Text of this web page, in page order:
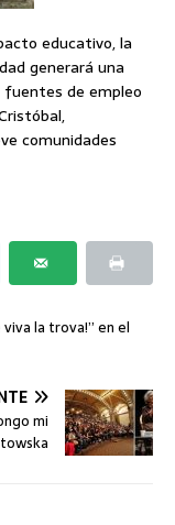
educativo, la
generará una
de empleo
comunidades
la trova!” en el
mi